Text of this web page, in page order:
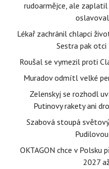
rudoarmějce, ale
Lékař zachránil chlapci
Sestra pak otci
Roušal se vymezil proti
Muradov odmítl velké
Zelenskyj se rozhodl
Putinovy rakety ani
Szabová stoupá
OKTAGON chce v Polsku
2027